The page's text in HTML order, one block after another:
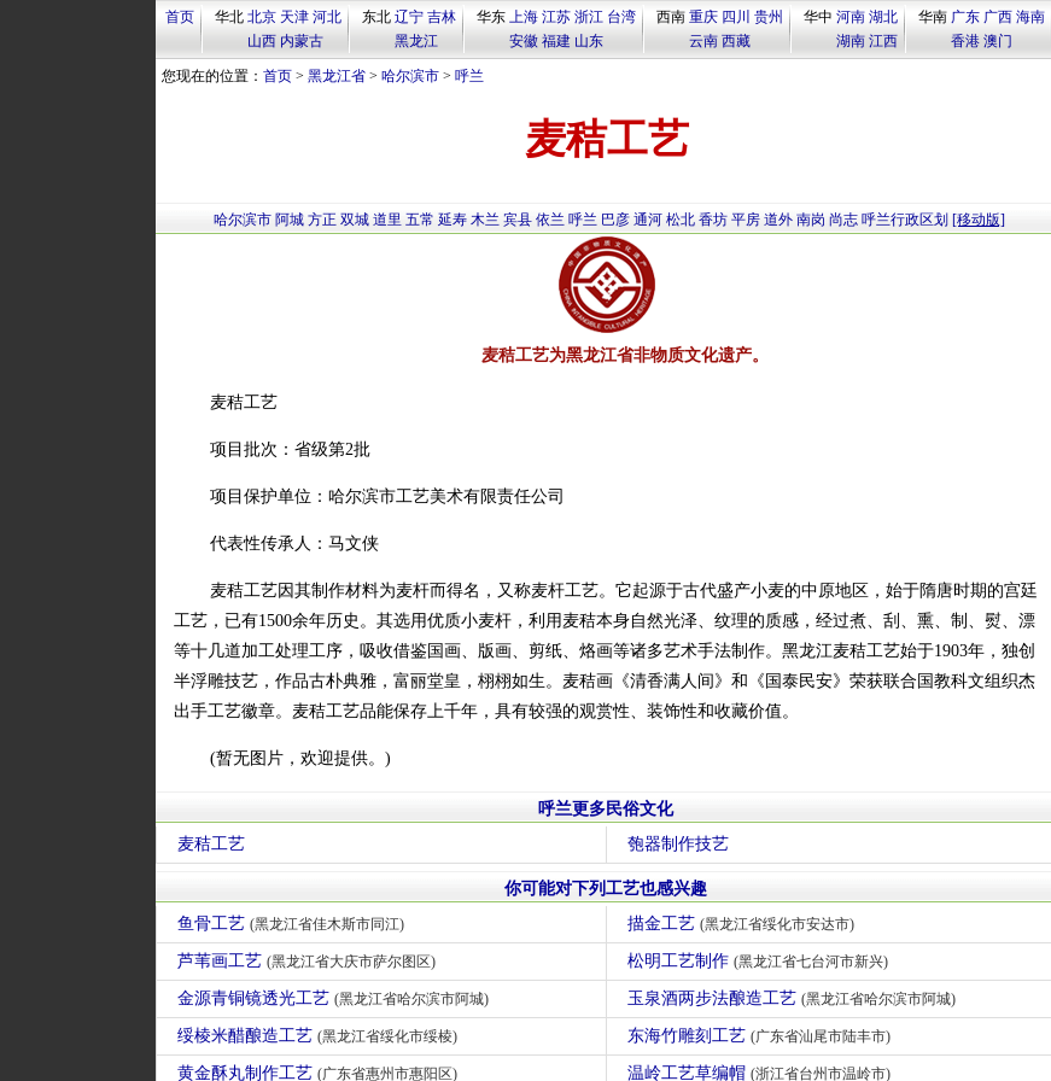
首页 华北 北京 天津 河北
山西 内蒙古
东北 辽宁 吉林
黑龙江
华东 上海 江苏 浙江 台湾
安徽 福建 山东
西南 重庆 四川 贵州
云南 西藏
华中 河南 湖北
湖南 江西
华南 广东 广西 海南
香港 澳门
您现在的位置： 首页> 黑龙江省> 哈尔滨市> 呼兰
麦秸工艺
哈尔滨市 阿城 方正 双城 道里 五常 延寿 木兰 宾县 依兰 呼兰 巴彦 通河 松北 香坊 平房 道外 南岗 尚志 呼兰行政区划 [移动版]
麦秸工艺为黑龙江省非物质文化遗产。
麦秸工艺
项目批次：省级第2批
项目保护单位：哈尔滨市工艺美术有限责任公司
代表性传承人：马文侠
麦秸工艺因其制作材料为麦杆而得名，又称麦杆工艺。它起源于古代盛产小麦的中原地区，始于隋唐时期的宫廷
工艺，已有1500余年历史。其选用优质小麦杆，利用麦秸本身自然光泽、纹理的质感，经过煮、刮、熏、制、熨、漂
等十几道加工处理工序，吸收借鉴国画、版画、剪纸、烙画等诸多艺术手法制作。黑龙江麦秸工艺始于1903年，独创
半浮雕技艺，作品古朴典雅，富丽堂皇，栩栩如生。麦秸画《清香满人间》和《国泰民安》荣获联合国教科文组织杰
出手工艺徽章。麦秸工艺品能保存上千年，具有较强的观赏性、装饰性和收藏价值。
(暂无图片，欢迎提供。)
呼兰更多民俗文化
麦秸工艺
匏器制作技艺
你可能对下列工艺也感兴趣
鱼骨工艺 (黑龙江省佳木斯市同江) 描金工艺 (黑龙江省绥化市安达市)
芦苇画工艺 (黑龙江省大庆市萨尔图区) 松明工艺制作 (黑龙江省七台河市新兴)
金源青铜镜透光工艺 (黑龙江省哈尔滨市阿城) 玉泉酒两步法酿造工艺 (黑龙江省哈尔滨市阿城)
绥棱米醋酿造工艺 (黑龙江省绥化市绥棱) 东海竹雕刻工艺 (广东省汕尾市陆丰市)
黄金酥丸制作工艺 (广东省惠州市惠阳区) 温岭工艺草编帽 (浙江省台州市温岭市)